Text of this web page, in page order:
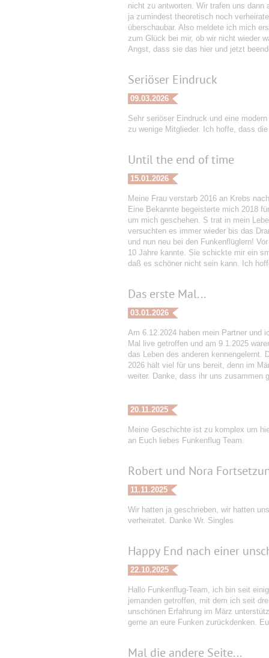
nicht zu antworten. Wir trafen uns
ja zumindest theoretisch noch
überschaubar. Also meldete ich mich
zum Glück bei mir, ob wir nicht wieder
Angst, dass sie das hier und jetzt
Seriöser Eindruck
09.03.2026
Sehr seriöser Eindruck und eine
zu wenige Mitglieder. Ich hoffe, dass
Until the end of time
15.01.2026
Meine Frau verstarb 2016 an Krebs
Eine Bekannte begeisterte mich 2018
um mich geschehen. S trat in mein
versuchten es immer wieder bis das
und nun neu bei den Funkenflüglern!
10 Jahre kannte. Sie schickte mir ein
daß es schöner nicht sein kann. Ich
Das erste Mal...
03.01.2026
Am 6.12.2024 haben mein Partner und
Mal live getroffen und am 9.1.2025
das Leben des anderen kennengelernt.
2026 hält viel für uns bereit, denn im
weiter. Danke, dass ihr uns zusammen
20.11.2025
Meine Geschichte ist zu komplex um
an Euch liebes Funkenflug Team.
Robert und Nora
11.11.2025
Wir hatten ja geschrieben, wir hatten
verheiratet. Danke Wr. Singles
Happy End nach einer
22.10.2025
Hallo Funkenflug-Team, ich bin seit
jemanden getroffen, mit dem ich seit
unschönen Erfahrung im März
gerne an eure Funken zurückdenken.
Mal die andere Seite...